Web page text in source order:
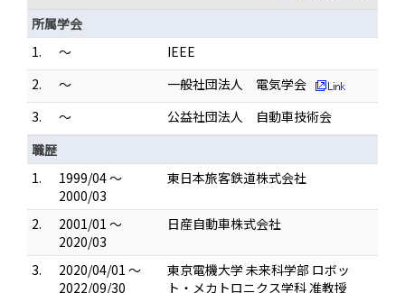
所属学会
1.
～
IEEE
2.
～
一般社団法人 電気学会
3.
～
公益社団法人 自動車技術会
職歴
1.
1999/04 ～
2000/03
東日本旅客鉄道株式会社
2.
2001/01 ～
2020/03
日産自動車株式会社
3.
2020/04/01 ～
2022/09/30
東京電機大学 未来科学部 ロボッ
ト・メカトロニクス学科 准教授